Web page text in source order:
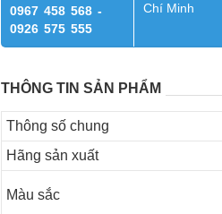
0967 458 568 -
0926 575 555
Chí Minh
THÔNG TIN SẢN PHẨM
Thông số chung
Hãng sản xuất
Màu sắc